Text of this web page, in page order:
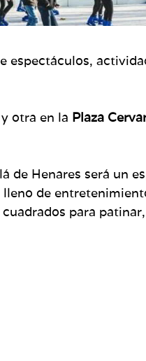
espectáculos,
y otra en la Plaza
de Henares será un
de
para